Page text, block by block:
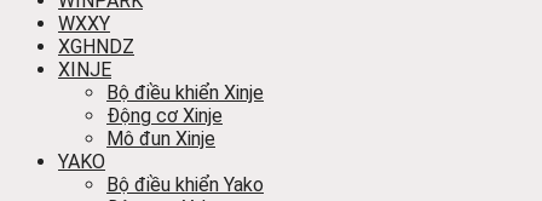
WXXY
XGHNDZ
XINJE
Bộ điều khiển Xinje
Động cơ Xinje
Mô đun Xinje
YAKO
Bộ điều khiển Yako